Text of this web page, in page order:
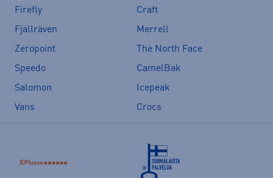
Firefly
Craft
Fjällräven
Merrell
Zeropoint
The North Face
Speedo
CamelBak
Salomon
Icepeak
Vans
Crocs